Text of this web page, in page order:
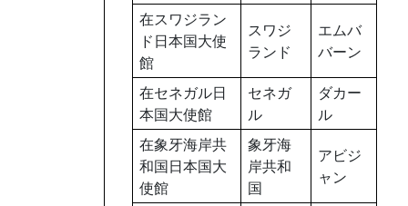
在スワジラン
ド日本国大使
館
スワジ
ランド
エムバ
バーン
在セネガル日
本国大使館
セネガ
ル
ダカー
ル
在象牙海岸共
和国日本国大
使館
象牙海
岸共和
国
アビジ
ャン